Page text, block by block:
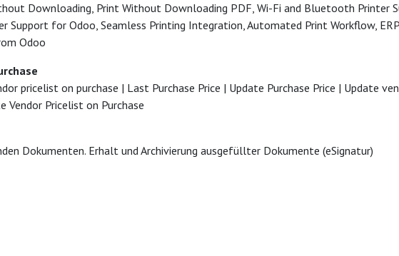
Downloading, Print Without Downloading PDF, Wi-Fi and Bluetooth Printer
Support for Odoo, Seamless Printing Integration, Automated Print Workflow,
Odoo
pricelist on purchase | Last Purchase Price | Update Purchase Price | Update
Vendor Pricelist on Purchase
Dokumenten. Erhalt und Archivierung ausgefüllter Dokumente (eSignatur)